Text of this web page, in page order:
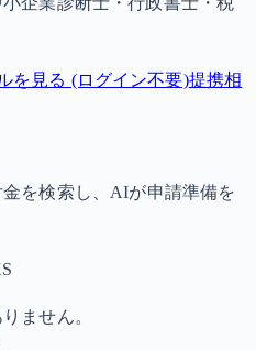
を見る (ログイン不要)提携相
を検索し、AIが申請準備を
ません。